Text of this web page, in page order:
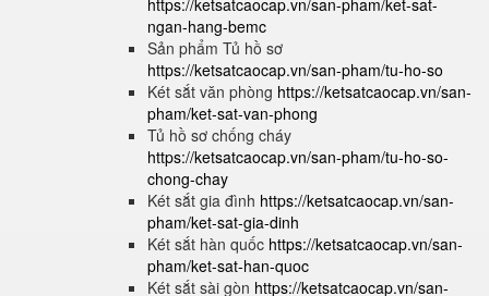
https://ketsatcaocap.vn/san-pham/ket-sat-
ngan-hang-bemc
Sản phẩm Tủ hồ sơ
https://ketsatcaocap.vn/san-pham/tu-ho-so
Két sắt văn phòng https://ketsatcaocap.vn/san-
pham/ket-sat-van-phong
Tủ hồ sơ chống cháy
https://ketsatcaocap.vn/san-pham/tu-ho-so-
chong-chay
Két sắt gia đình https://ketsatcaocap.vn/san-
pham/ket-sat-gia-dinh
Két sắt hàn quốc https://ketsatcaocap.vn/san-
pham/ket-sat-han-quoc
Két sắt sài gòn https://ketsatcaocap.vn/san-